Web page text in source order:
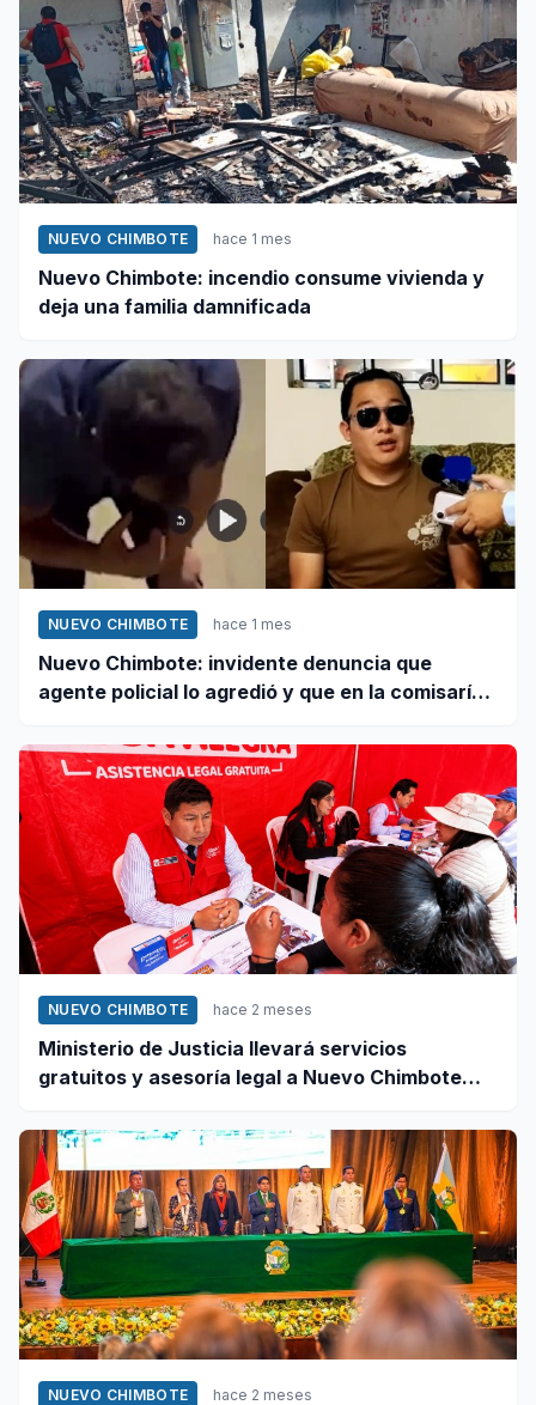
NUEVO CHIMBOTE hace 1 mes
Nuevo Chimbote: incendio consume vivienda y
deja una familia damnificada
NUEVO CHIMBOTE hace 1 mes
Nuevo Chimbote: invidente denuncia que
agente policial lo agredió y que en la comisaría
NUEVO CHIMBOTE hace 2 meses
Ministerio de Justicia llevará servicios
gratuitos y asesoría legal a Nuevo Chimbote
NUEVO CHIMBOTE hace 2 meses